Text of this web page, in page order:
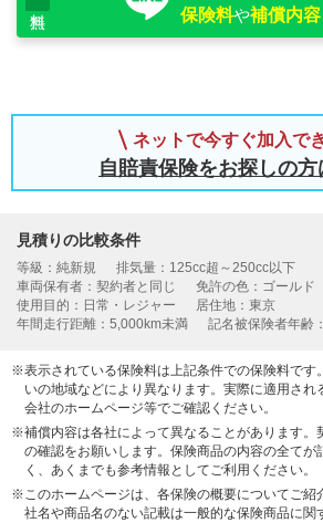
保険料や補償内容
ネットで今すぐ加入で
自賠責保険をお探しの方
見積りの比較条件
等級：純新規
排気量：125cc超～250cc以下
車両保有者：契約者と同じ
免許の色：ゴールド
使用目的：日常・レジャー
居住地：東京
年間走行距離：5,000km未満
記名被保険者年齢
※表示されている保険料は上記条件での保険料です
いの地域などにより異なります。実際に適用され
会社のホームページ等でご確認ください。
※補償内容は各社によって異なることがあります。
の確認をお願いします。保険商品の内容の全てが
く、あくまでも参考情報としてご利用ください。
※このホームページは、各保険の概要についてご紹
社名や商品名のない記載は一般的な保険商品に関